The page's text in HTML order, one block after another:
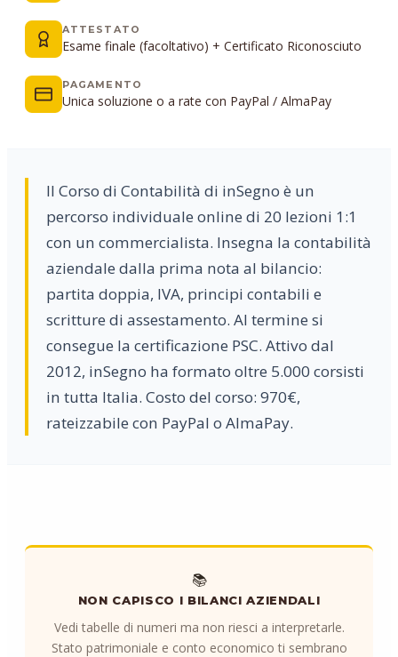
ATTESTATO
Esame finale (facoltativo) + Certificato Riconosciuto
PAGAMENTO
Unica soluzione o a rate con PayPal / AlmaPay
Il Corso di Contabilità di inSegno è un
percorso individuale online di 20 lezioni 1:1
con un commercialista. Insegna la contabilità
aziendale dalla prima nota al bilancio:
partita doppia, IVA, principi contabili e
scritture di assestamento. Al termine si
consegue la certificazione PSC. Attivo dal
2012, inSegno ha formato oltre 5.000 corsisti
in tutta Italia. Costo del corso: 970€,
rateizzabile con PayPal o AlmaPay.
📚
NON CAPISCO I BILANCI AZIENDALI
Vedi tabelle di numeri ma non riesci a interpretarle.
Stato patrimoniale e conto economico ti sembrano